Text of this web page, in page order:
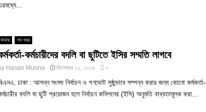
কভার সব খবর
কর্মচারীদের বদলি বা ছুটিতে ইসির সম্মতি লাগবে
Hasan Munna ডিসেম্বর ১২, ২০২৫ ০
ঢাকা : আসন্ন সংসদ নির্বাচন ও গণভোট সুষ্ঠুভাবে সম্পন্ন করার জন্য কোনো কর্মকর্তা-
বদলি বা ছুটি প্রয়োজন হলে নির্বাচন কমিশনের (ইসি) অনুমতি বাধ্যতামূলক করা...